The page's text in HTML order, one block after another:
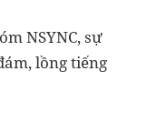
NSYNC, sự
lồng tiếng